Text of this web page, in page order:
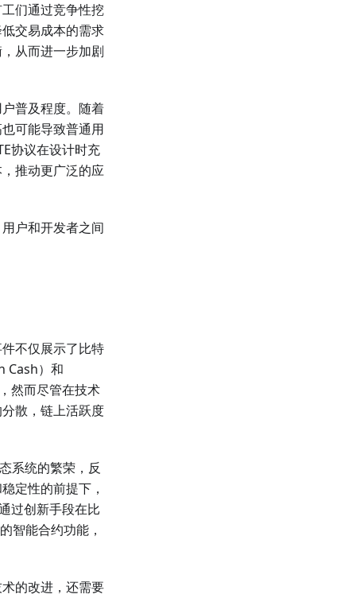
们通过竞争性挖
交易成本的需求
从而进一步加剧
普及程度。随着
可能导致普通用
协议在设计时充
推动更广泛的应
户和开发者之间
不仅展示了比特
Cash）和
然而尽管在技术
散，链上活跃度
系统的繁荣，反
定性的前提下，
过创新手段在比
智能合约功能，
的改进，还需要